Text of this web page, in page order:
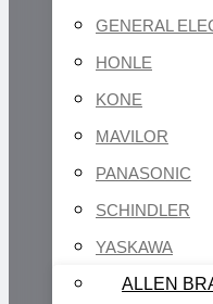
GENERAL
HONLE
KONE
MAVILOR
PANASONIC
SCHINDLER
YASKAWA
ALLEN